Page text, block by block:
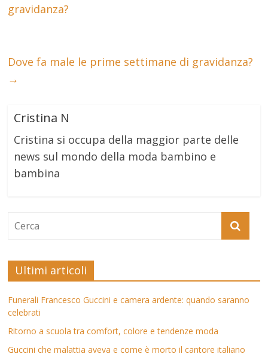
gravidanza?
Dove fa male le prime settimane di gravidanza?
→
Cristina N
Cristina si occupa della maggior parte delle
news sul mondo della moda bambino e
bambina
Ultimi articoli
Funerali Francesco Guccini e camera ardente: quando saranno
celebrati
Ritorno a scuola tra comfort, colore e tendenze moda
Guccini che malattia aveva e come è morto il cantore italiano